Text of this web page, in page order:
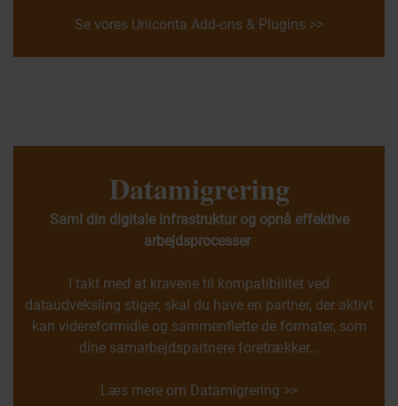
Se vores Uniconta Add-ons & Plugins >>
Datamigrering
Saml din digitale infrastruktur og opnå effektive
arbejdsprocesser
I takt med at kravene til kompatibilitet ved
dataudveksling stiger, skal du have en partner, der aktivt
kan videreformidle og sammenflette de formater, som
dine samarbejdspartnere foretrækker...
Læs mere om Datamigrering >>